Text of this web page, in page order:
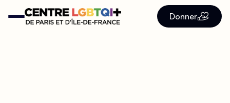
Donner